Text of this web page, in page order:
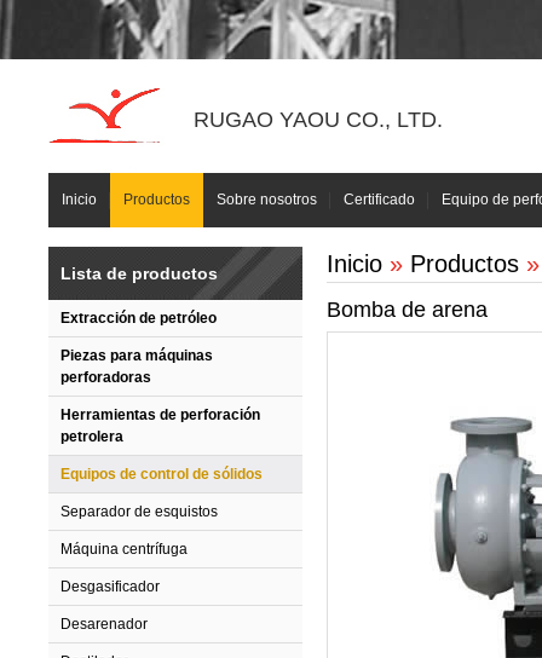
RUGAO YAOU CO., LTD.
Inicio Productos Sobre nosotros Certificado Equipo de
Lista de productos
Extracción de petróleo
Piezas para máquinas
perforadoras
Herramientas de perforación
petrolera
Equipos de control de sólidos
Separador de esquistos
Máquina centrífuga
Desgasificador
Desarenador
Inicio » Productos
Bomba de arena